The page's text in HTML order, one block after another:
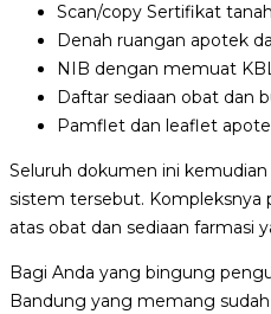
Scan/copy Sertifikat
Denah ruangan apotek
NIB dengan memuat
Daftar sediaan obat dan
Pamflet dan leaflet
Seluruh dokumen ini
sistem tersebut. Kompleksnya
atas obat dan sediaan farmasi
Bagi Anda yang bingung
Bandung yang memang